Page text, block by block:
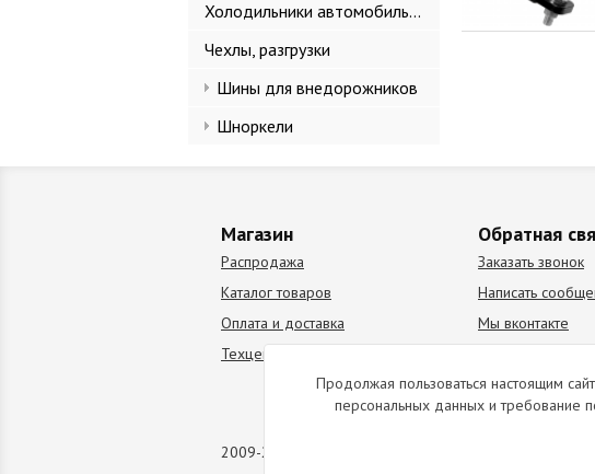
Холодильники автомобильные
Чехлы, разгрузки
Шины для внедорожников
Шноркели
Магазин
Распродажа
Каталог товаров
Оплата и доставка
Техцентр
Обратная
Заказать звонок
Написать
Мы вконтакте
2009-2026 © Все права защищены. Копирование
Продолжая пользоваться настоящим
персональных данных и требование